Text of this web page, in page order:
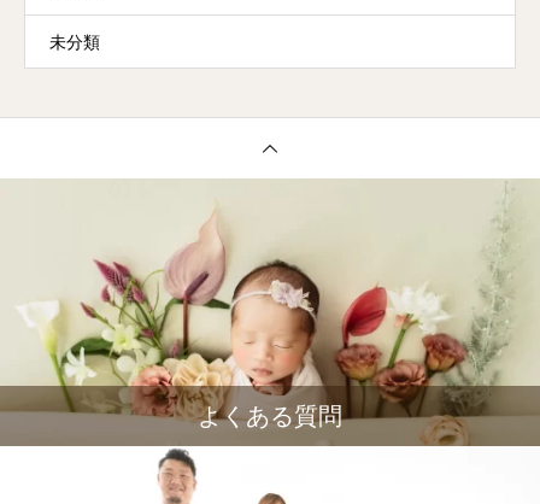
未分類
よくある質問